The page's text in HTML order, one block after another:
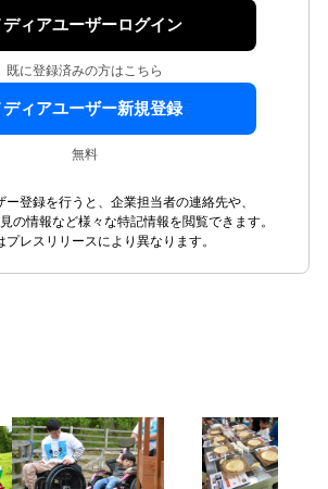
ディアユーザーログイン
既に登録済みの方はこちら
ディアユーザー新規登録
無料
ー登録を行うと、企業担当者の連絡先や、
の情報など様々な特記情報を閲覧できます。
レスリリースにより異なります。